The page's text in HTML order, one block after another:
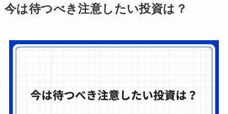
今は待つべき注意したい投資は？